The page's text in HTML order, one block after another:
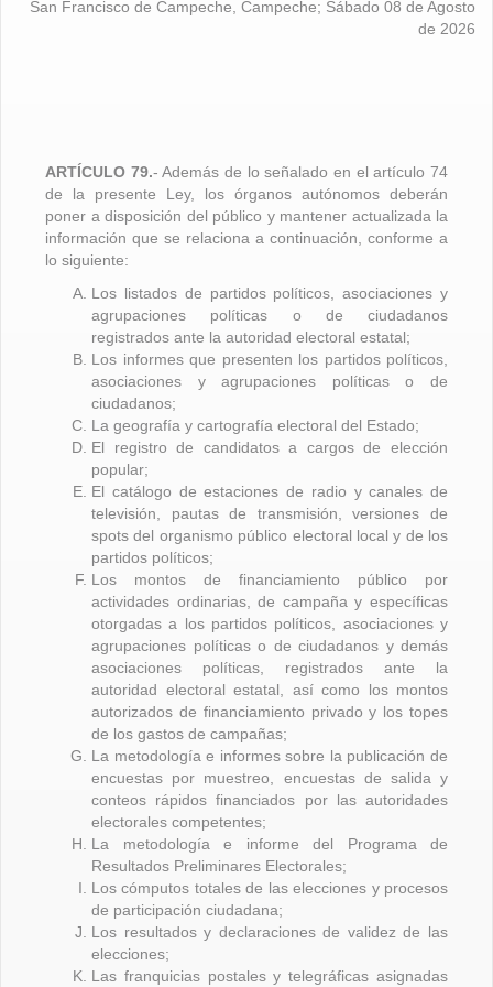
San Francisco de Campeche, Campeche; Sábado 08 de Agosto
de 2026
ARTÍCULO 79.- Además de lo señalado en el artículo 74
de la presente Ley, los órganos autónomos deberán
poner a disposición del público y mantener actualizada la
información que se relaciona a continuación, conforme a
lo siguiente:
Los listados de partidos políticos, asociaciones y
agrupaciones políticas o de ciudadanos
registrados ante la autoridad electoral estatal;
Los informes que presenten los partidos políticos,
asociaciones y agrupaciones políticas o de
ciudadanos;
La geografía y cartografía electoral del Estado;
El registro de candidatos a cargos de elección
popular;
El catálogo de estaciones de radio y canales de
televisión, pautas de transmisión, versiones de
spots del organismo público electoral local y de los
partidos políticos;
Los montos de financiamiento público por
actividades ordinarias, de campaña y específicas
otorgadas a los partidos políticos, asociaciones y
agrupaciones políticas o de ciudadanos y demás
asociaciones políticas, registrados ante la
autoridad electoral estatal, así como los montos
autorizados de financiamiento privado y los topes
de los gastos de campañas;
La metodología e informes sobre la publicación de
encuestas por muestreo, encuestas de salida y
conteos rápidos financiados por las autoridades
electorales competentes;
La metodología e informe del Programa de
Resultados Preliminares Electorales;
Los cómputos totales de las elecciones y procesos
de participación ciudadana;
Los resultados y declaraciones de validez de las
elecciones;
Las franquicias postales y telegráficas asignadas